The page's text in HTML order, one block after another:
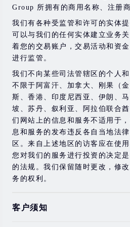
在与我们进行任何交易之前，请
金融工具进行交易的风险。 如果
险，则应寻求独立的专业建议。
Group 所拥有的商用名称、注册
我们有各种受监管和许可的实体
可以与我们的任何实体建立业务
着您的交易账户，交易活动和资
进行监管。
我们不向某些司法管辖区的个人
不限于阿富汗、加拿大、刚果（
斯、香港、印度尼西亚、伊朗、
坡、苏丹、叙利亚、阿拉伯联合
们网站上的信息和服务不适用于
息和服务的发布违反各自当地法
区。来自上述地区的访客应在使
您对我们的服务进行投资的决定
的法规。我们保留随时更改，修
务的权利。
客户须知